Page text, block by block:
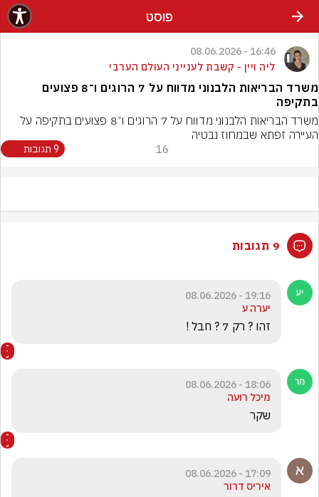
פוסט
16:46 - 08.06.2026
ליה ויין - קשבת לענייני העולם הערבי
משרד הבריאות הלבנוני מדווח על 7 הרוגים ו־8 פצועים
בתקיפה
משרד הבריאות הלבנוני מדווח על 7 הרוגים ו־8 פצועים בתקיפה על
העיירה זפתא שבמחוז נבטיה
16 9 תגובות
9 תגובות
19:16 - 08.06.2026
יערה ע
זהו ? רק 7 ? חבל !
18:06 - 08.06.2026
מיכל רועה
שקר
17:09 - 08.06.2026
איריס דרור